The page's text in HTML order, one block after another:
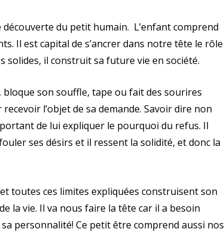
du petit humain. L’enfant comprend
Il est capital de s’ancrer dans notre tête le rôle
solides, il construit sa future vie en société.
bloque son souffle, tape ou fait des sourires
l’objet de sa demande. Savoir dire non
de lui expliquer le pourquoi du refus. Il
ses désirs et il ressent la solidité, et donc la
et toutes ces limites expliquées construisent son
la vie. Il va nous faire la tête car il a besoin
personnalité! Ce petit être comprend aussi nos